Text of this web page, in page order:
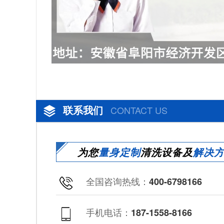
联系我们 CONTACT US
为您量身定制清洗设备及解决
全国咨询热线： 400-6798166
手机电话： 187-1558-8166